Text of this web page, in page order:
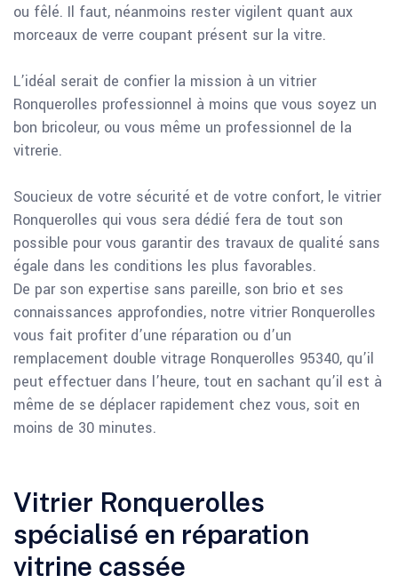
ou fêlé. Il faut, néanmoins rester vigilent quant aux
morceaux de verre coupant présent sur la vitre.
L’idéal serait de confier la mission à un vitrier
Ronquerolles professionnel à moins que vous soyez un
bon bricoleur, ou vous même un professionnel de la
vitrerie.
Soucieux de votre sécurité et de votre confort, le vitrier
Ronquerolles qui vous sera dédié fera de tout son
possible pour vous garantir des travaux de qualité sans
égale dans les conditions les plus favorables.
De par son expertise sans pareille, son brio et ses
connaissances approfondies, notre vitrier Ronquerolles
vous fait profiter d’une réparation ou d’un
remplacement double vitrage Ronquerolles 95340, qu’il
peut effectuer dans l’heure, tout en sachant qu’il est à
même de se déplacer rapidement chez vous, soit en
moins de 30 minutes.
Vitrier Ronquerolles
spécialisé en réparation
vitrine cassée